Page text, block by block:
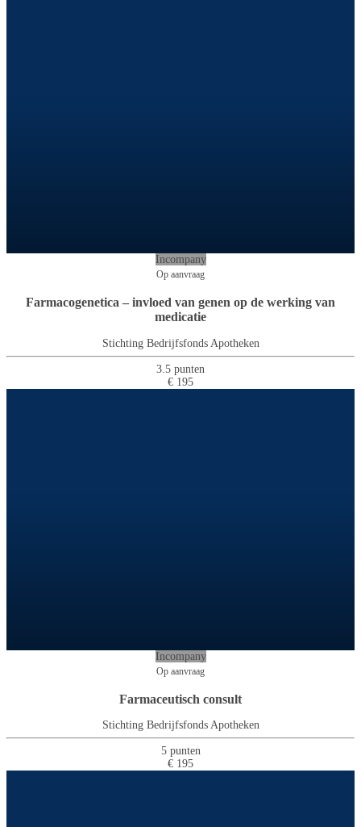
Incompany
Op aanvraag
Farmacogenetica – invloed van genen op de werking van
medicatie
Stichting Bedrijfsfonds Apotheken
3.5 punten
€ 195
Incompany
Op aanvraag
Farmaceutisch consult
Stichting Bedrijfsfonds Apotheken
5 punten
€ 195